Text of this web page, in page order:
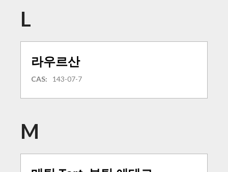
L
라우르산
CAS: 143-07-7
M